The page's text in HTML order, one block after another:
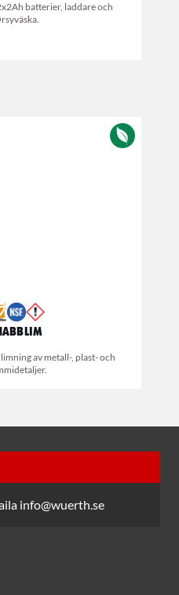
batterier, laddare och
av metall-, plast- och
info@wuerth.se